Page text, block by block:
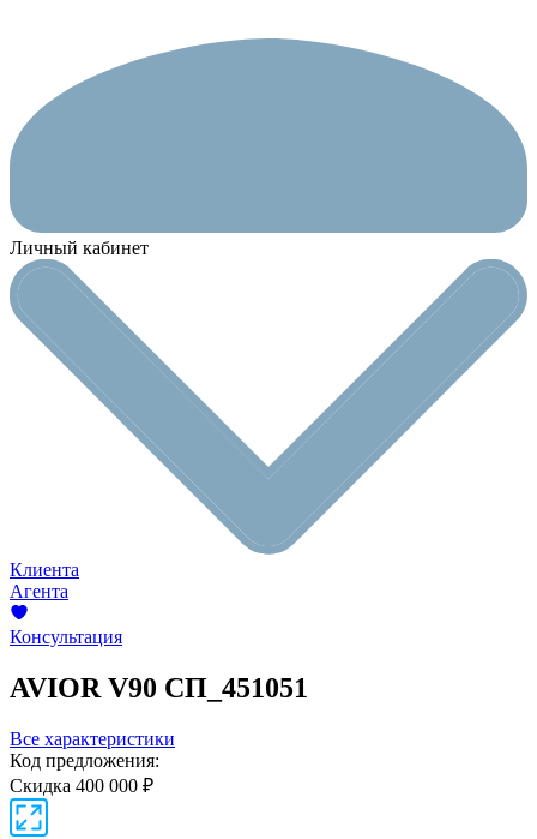
Личный кабинет
Клиента
Агента
Консультация
AVIOR V90 СП_451051
Все характеристики
Код предложения:
Скидка 400 000 ₽